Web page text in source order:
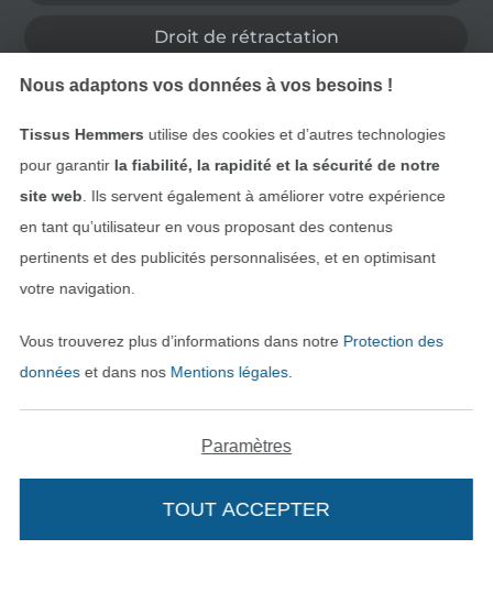
Droit de rétractation
Contact
Trouvez plus d’idées
Nederlands
Passer à la boutique
Français
Passer à la
Nous adaptons vos données à vos besoins !
Tissus Hemmers utilise des cookies et d’autres technologies
pour garantir la fiabilité, la rapidité et la sécurité de notre
site web . Ils servent également à améliorer votre expérience
en tant qu’utilisateur en vous proposant des contenus
pertinents et des publicités personnalisées, et en optimisant
votre navigation.
Vous trouverez plus d’informations dans notre Protection des
donnéeset dans nos Mentions légales.
Paramètres
TOUT ACCEPTER